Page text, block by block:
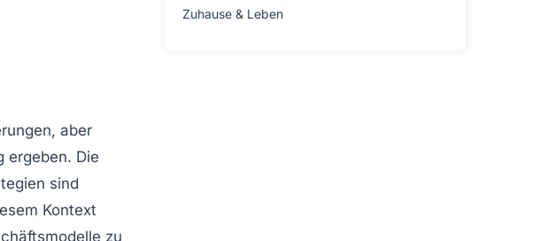
aber
ergeben. Die
sind
Kontext
zu
Zuhause & Leben